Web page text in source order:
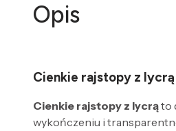
Opis
Cienkie rajstopy z
Cienkie rajstopy z lycrąto
wykończeniu i